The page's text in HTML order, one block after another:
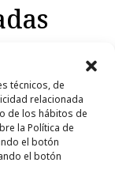
técnicos, de
relacionada
de los hábitos de
la Política de
el botón
el botón